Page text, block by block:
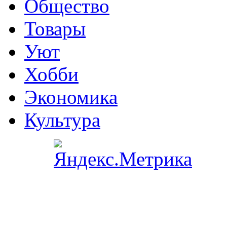
Общество
Товары
Уют
Хобби
Экономика
Культура